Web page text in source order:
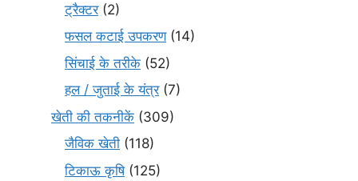
ट्रैक्टर(2)
फसल कटाई उपकरण(14)
सिंचाई के तरीके (52)
हल / जुताई के यंत्र(7)
खेती की तकनीकें (309)
जैविक खेती (118)
टिकाऊ कृषि(125)